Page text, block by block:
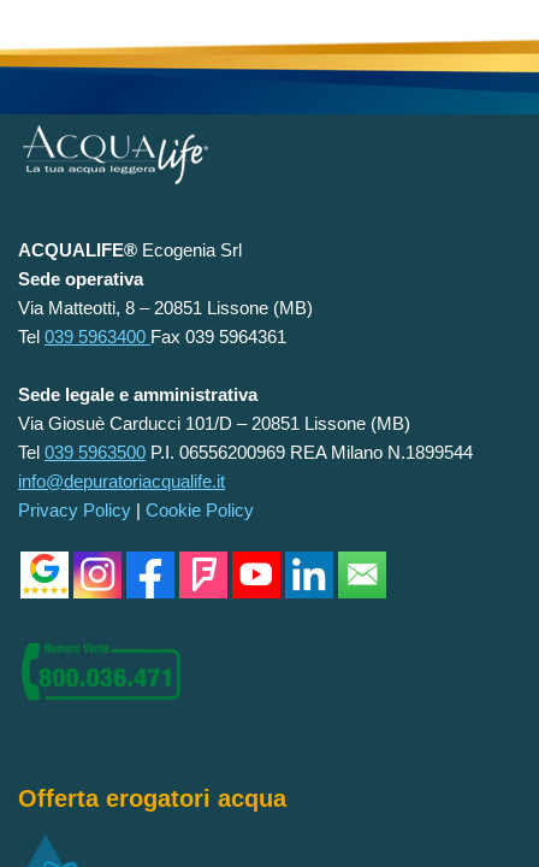
ACQUALIFE® Ecogenia Srl
Sede operativa
Via Matteotti, 8 – 20851 Lissone (MB)
Tel 039 5963400 Fax 039 5964361
Sede legale e amministrativa
Via Giosuè Carducci 101/D – 20851 Lissone (MB)
Tel 039 5963500 P.I. 06556200969 REA Milano N.1899544
info@depuratoriacqualife.it
Privacy Policy | Cookie Policy
Offerta erogatori acqua